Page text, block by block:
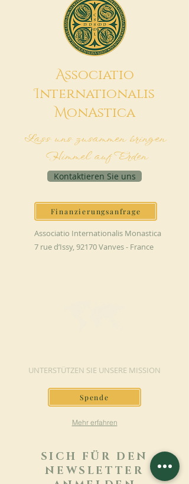
Associatio
Internationalis
MonAstica
Lass uns zusammen bringen
Himmel auf Erden
Kontaktieren Sie uns
Finanzierungsanfrage
Associatio Internationalis Monastica
7 rue d’Issy, 92170 Vanves - France
UNTERSTÜTZEN SIE UNSERE MISSION
Spende
Mehr erfahren
SICH FÜR DEN
NEWSLETTER